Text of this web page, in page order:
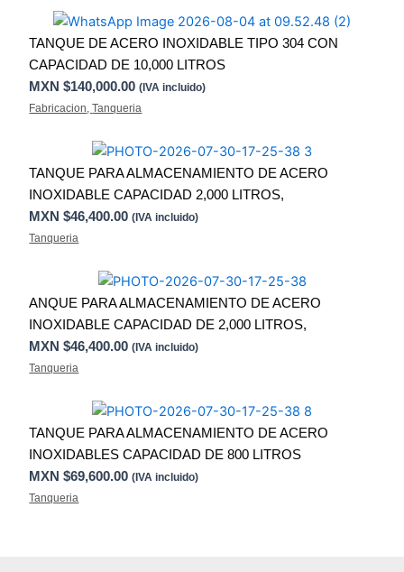
TANQUE DE ACERO INOXIDABLE TIPO 304 CON
CAPACIDAD DE 10,000 LITROS
MXN $140,000.00 (IVA incluido)
Fabricacion ,Tanqueria
TANQUE PARA ALMACENAMIENTO DE ACERO
INOXIDABLE CAPACIDAD 2,000 LITROS,
MXN $46,400.00 (IVA incluido)
Tanqueria
ANQUE PARA ALMACENAMIENTO DE ACERO
INOXIDABLE CAPACIDAD DE 2,000 LITROS,
MXN $46,400.00 (IVA incluido)
Tanqueria
TANQUE PARA ALMACENAMIENTO DE ACERO
INOXIDABLES CAPACIDAD DE 800 LITROS
MXN $69,600.00 (IVA incluido)
Tanqueria